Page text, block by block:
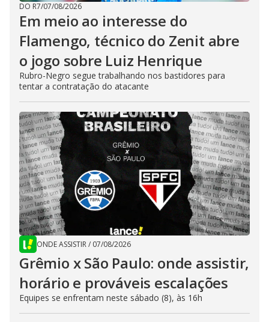
DO R7/07/08/2026
Em meio ao interesse do
Flamengo, técnico do Zenit abre
o jogo sobre Luiz Henrique
Rubro-Negro segue trabalhando nos bastidores para
tentar a contratação do atacante
ONDE ASSISTIR/ 07/08/2026
Grêmio x São Paulo: onde assistir,
horário e prováveis escalações
Equipes se enfrentam neste sábado (8), às 16h